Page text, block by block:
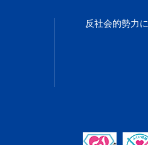
反社会的勢力に